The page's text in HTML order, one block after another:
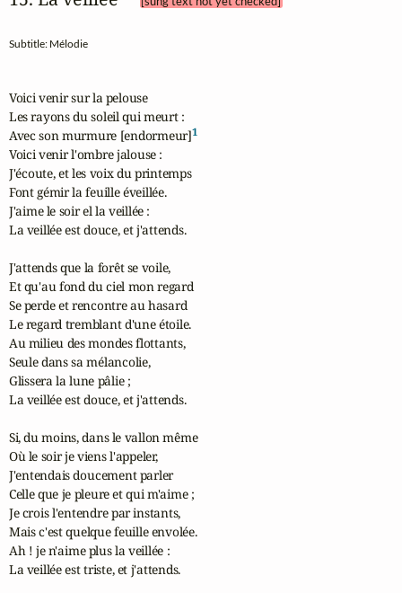
Subtitle: Mélodie
Voici venir sur la pelouse
Les rayons du soleil qui meurt :
Avec son murmure [endormeur]1
Voici venir l'ombre jalouse :
J'écoute, et les voix du printemps
Font gémir la feuille éveillée.
J'aime le soir el la veillée :
La veillée est douce, et j'attends.
J'attends que la forêt se voile,
Et qu'au fond du ciel mon regard
Se perde et rencontre au hasard
Le regard tremblant d'une étoile.
Au milieu des mondes flottants,
Seule dans sa mélancolie,
Glissera la lune pâlie ;
La veillée est douce, et j'attends.
Si, du moins, dans le vallon même
Où le soir je viens l'appeler,
J'entendais doucement parler
Celle que je pleure et qui m'aime ;
Je crois l'entendre par instants,
Mais c'est quelque feuille envolée.
Ah ! je n'aime plus la veillée :
La veillée est triste, et j'attends.